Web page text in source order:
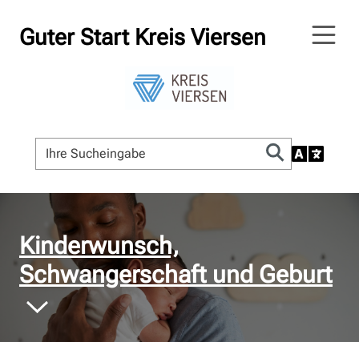
Guter Start Kreis Viersen
© Bildnachweis
Kinderwunsch,
Schwangerschaft und Geburt